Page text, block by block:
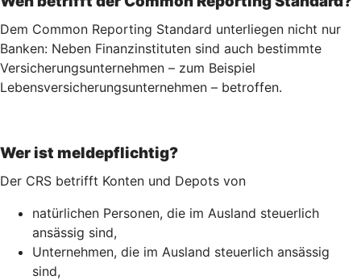
Dem Common Reporting Standard unterliegen nicht nur
Banken: Neben Finanzinstituten sind auch bestimmte
Versicherungsunternehmen – zum Beispiel
Lebensversicherungs­unternehmen – betroffen.
Wer ist meldepflichtig?
Der CRS betrifft Konten und Depots von
natürlichen Personen, die im Ausland steuerlich
ansässig sind,
Unternehmen, die im Ausland steuerlich ansässig
sind,